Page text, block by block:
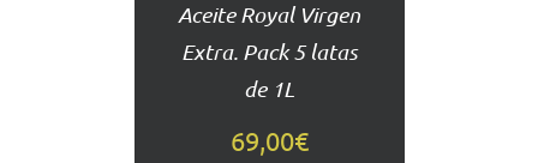
Aceite Royal Virgen
Extra. Pack 5 latas
de 1L
69,00€